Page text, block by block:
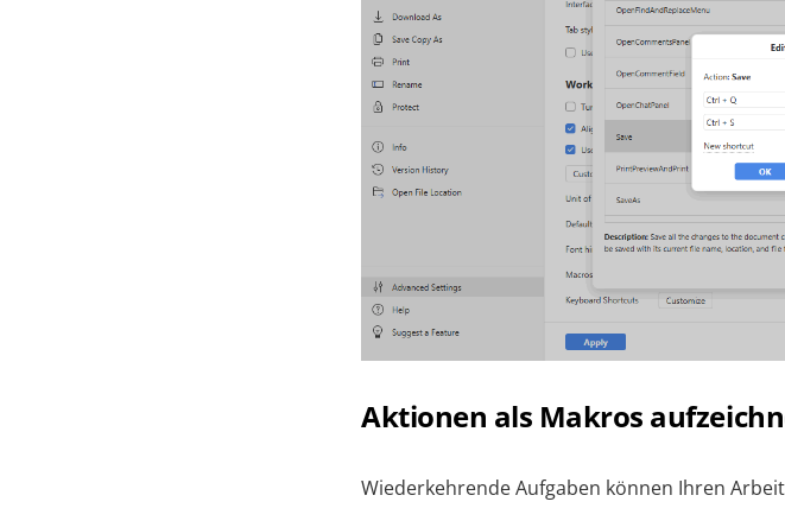
Aktionen als Makros
Wiederkehrende Aufgaben können Ihren